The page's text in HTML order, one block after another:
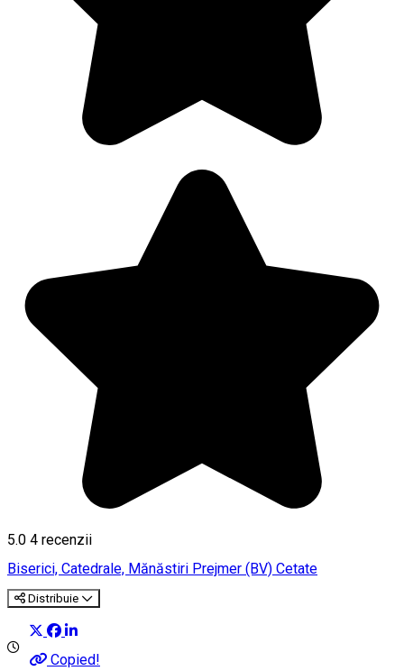
5.0 4 recenzii
Biserici, Catedrale, Mănăstiri Prejmer (BV) Cetate
Distribuie
Copied!